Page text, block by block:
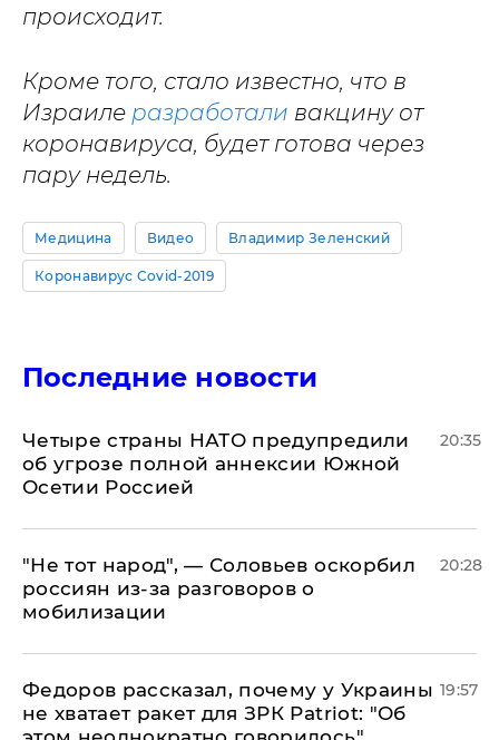
происходит.
Кроме того, стало известно, что в
Израиле разработали вакцину от
коронавируса, будет готова через
пару недель.
Медицина Видео Владимир Зеленский
Коронавирус Covid-2019
Последние новости
Четыре страны НАТО предупредили
об угрозе полной аннексии Южной
Осетии Россией
20:35
​"Не тот народ", — Соловьев оскорбил
россиян из-за разговоров о
мобилизации
20:28
Федоров рассказал, почему у Украины
не хватает ракет для ЗРК Patriot: "Об
19:57